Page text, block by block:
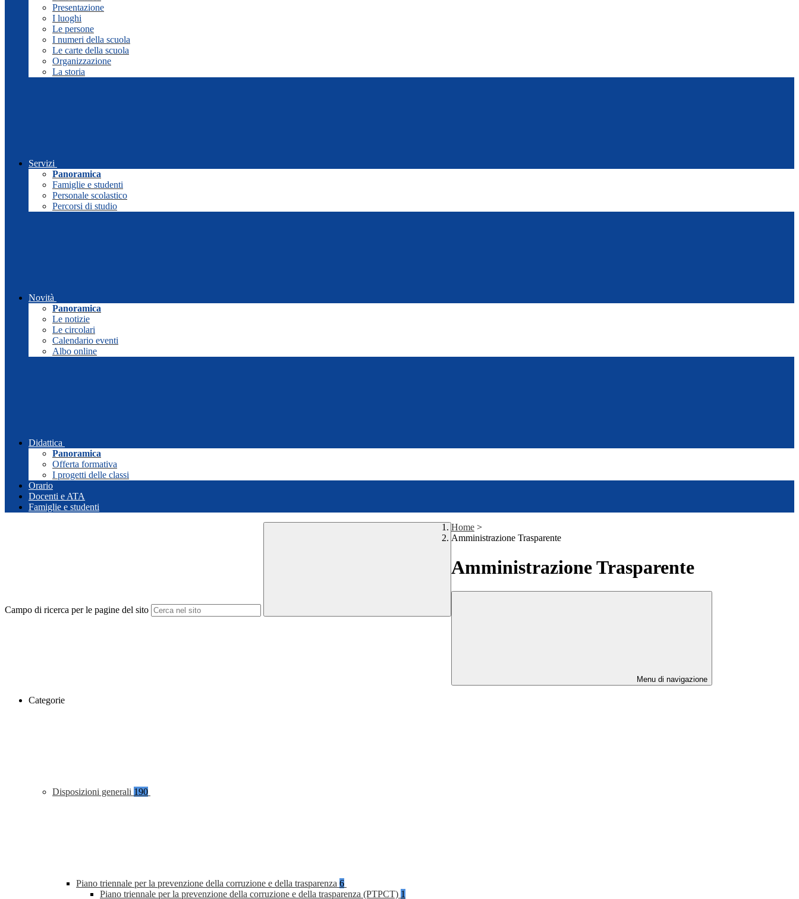
Presentazione
I luoghi
Le persone
I numeri della scuola
Le carte della scuola
Organizzazione
La storia
Servizi
Panoramica
Famiglie e studenti
Personale scolastico
Percorsi di studio
Novità
Panoramica
Le notizie
Le circolari
Calendario eventi
Albo online
Didattica
Panoramica
Offerta formativa
I progetti delle classi
Orario
Docenti e ATA
Famiglie e studenti
Campo di ricerca per le pagine del sito
Home >
Amministrazione Trasparente
Amministrazione Trasparente
Menu di navigazione
Categorie
Disposizioni generali 190
Piano triennale per la prevenzione della corruzione e della trasparenza 6
Piano triennale per la prevenzione della corruzione e della trasparenza (PTPCT) 1